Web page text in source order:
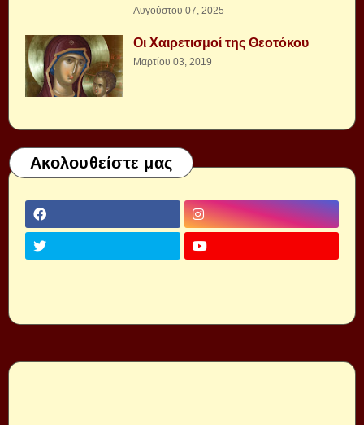
Αυγούστου 07, 2025
Οι Χαιρετισμοί της Θεοτόκου
Μαρτίου 03, 2019
Ακολουθείστε μας